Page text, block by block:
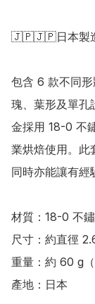
🇯🇵🇯🇵日本
包含 6 款不同
瑰、葉形及單孔
金採用 18-0 不
業烘焙使用。此
同時亦能讓有經
材質：18-0 不
尺寸：約直徑
重量：約 60 g（
產地：日本